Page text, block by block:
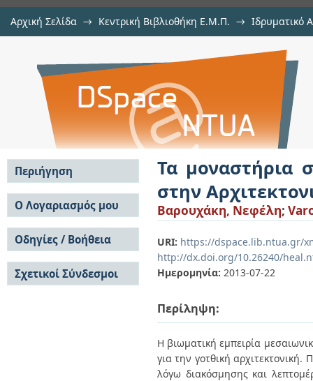
Αρχική Σελίδα → Κεντρική Βιβλιοθήκη Ε.Μ.Π. → Ιδρυματικό
Τα μοναστήρια στο δυτικό
Τα μοναστήρια
στην
Βαρουχάκη, Νεφέλη;
URI: https://dspace.lib.ntua.gr/
http://dx.doi.org/10.26240/
Ημερομηνία: 2013-07-22
Περίληψη:
Η βιωματική εμπειρία
για την γοτθική
λόγω διακόσμησης και
Περιήγηση
Σε όλο το DSpace
Κοινότητες & Συλλογές
Ανά Ημερομηνία
Έκδοσης
Συγγραφείς
Τίτλοι
Θέματα
Ο Λογαριασμός μου
Σύνδεση
Εγγραφή
Οδηγίες / Βοήθεια
Οδηγίες Υποβολής
Οδηγίες Χρήσης ΙΑ
Συχνές Ερωτήσεις
Σχετικοί Σύνδεσμοι